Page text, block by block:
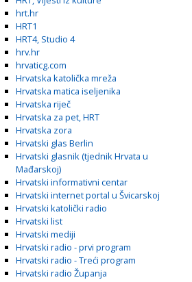
hrt.hr
HRT1
HRT4, Studio 4
hrv.hr
hrvaticg.com
Hrvatska katolička mreža
Hrvatska matica iseljenika
Hrvatska riječ
Hrvatska za pet, HRT
Hrvatska zora
Hrvatski glas Berlin
Hrvatski glasnik (tjednik Hrvata u
Mađarskoj)
Hrvatski informativni centar
Hrvatski internet portal u Švicarskoj
Hrvatski katolički radio
Hrvatski list
Hrvatski mediji
Hrvatski radio - prvi program
Hrvatski radio - Treći program
Hrvatski radio Županja